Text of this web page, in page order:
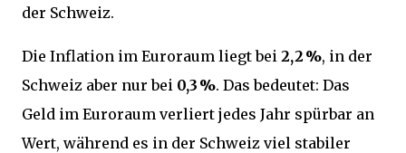
der Schweiz.
Die Inflation im Euroraum liegt bei 2,2 %, in der
Schweiz aber nur bei 0,3 %. Das bedeutet: Das
Geld im Euroraum verliert jedes Jahr spürbar an
Wert, während es in der Schweiz viel stabiler